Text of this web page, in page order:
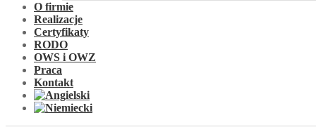
O firmie
Realizacje
Certyfikaty
RODO
OWS i OWZ
Praca
Kontakt